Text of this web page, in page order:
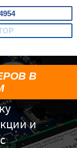
и
В